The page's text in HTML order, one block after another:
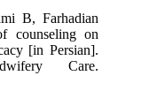
S, Khodakarami B,
M. Effectivness of
self-efficacy [in
J Nurs Midwifery
ajnmc.28.4.84